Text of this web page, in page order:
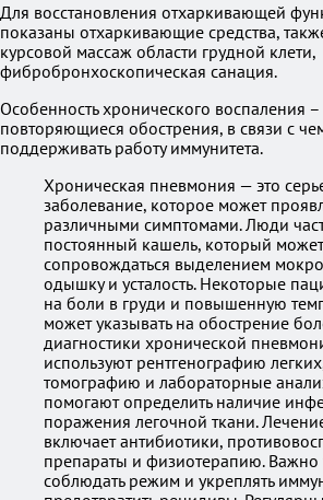
Для восстановления отхаркивающей
показаны отхаркивающие средства,
курсовой массаж области грудной клети,
фибробронхоскопическая санация.
Особенность хронического воспаления
повторяющиеся обострения, в связи с
поддерживать работу иммунитета.
Хроническая пневмония — это
заболевание, которое может
различными симптомами. Люди
постоянный кашель, который может
сопровождаться выделением
одышку и усталость. Некоторые
на боли в груди и повышенную
может указывать на обострение
диагностики хронической
используют рентгенографию
томографию и лабораторные
помогают определить наличие
поражения легочной ткани.
включает антибиотики,
препараты и физиотерапию. Важно
соблюдать режим и укреплять